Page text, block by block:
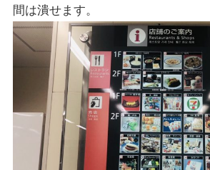
間は潰せます。